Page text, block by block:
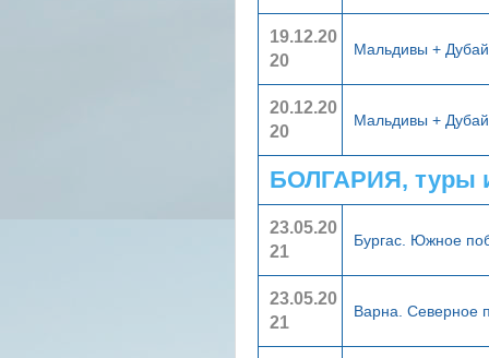
19.12.20
20
Мальдивы +
20.12.20
20
Мальдивы +
БОЛГАРИЯ, туры
23.05.20
21
Бургас. Южное
23.05.20
21
Варна. Северное